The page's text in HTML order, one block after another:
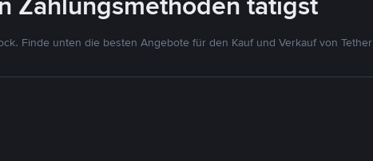
Finde unten die besten Angebote für den Kauf und Verkauf von Tether